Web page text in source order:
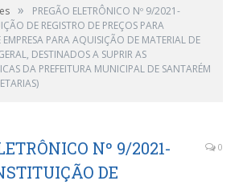
»
PREGÃO ELETRÔNICO Nº 9/2021-
DE REGISTRO DE PREÇOS PARA
PARA AQUISIÇÃO DE MATERIAL DE
DESTINADOS A SUPRIR AS
DA PREFEITURA MUNICIPAL DE SANTARÉM
Nº 9/2021-
DE
0